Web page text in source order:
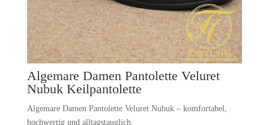
Algemare Damen Pantolette Veluret
Nubuk Keilpantolette
Algemare Damen Pantolette Veluret Nubuk – komfortabel,
hochwertig und alltagstauglich.